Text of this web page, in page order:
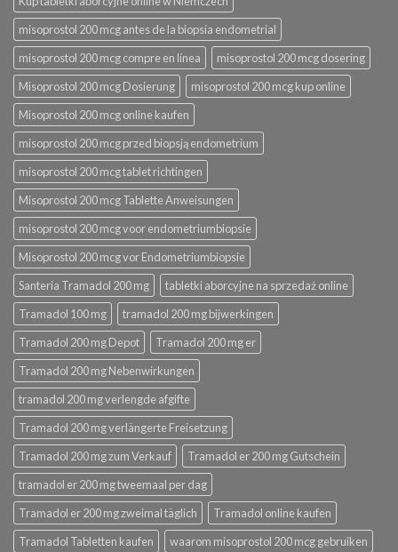
misoprostol 200 mcg antes de la biopsia endometrial
misoprostol 200 mcg compre en línea
misoprostol 200 mcg dosering
Misoprostol 200 mcg Dosierung
misoprostol 200 mcg kup online
Misoprostol 200 mcg online kaufen
misoprostol 200 mcg przed biopsją endometrium
misoprostol 200 mcg tablet richtingen
Misoprostol 200 mcg Tablette Anweisungen
misoprostol 200 mcg voor endometriumbiopsie
Misoprostol 200 mcg vor Endometriumbiopsie
Santeria Tramadol 200 mg
tabletki aborcyjne na sprzedaż online
Tramadol 100 mg
tramadol 200 mg bijwerkingen
Tramadol 200 mg Depot
Tramadol 200 mg er
Tramadol 200 mg Nebenwirkungen
tramadol 200 mg verlengde afgifte
Tramadol 200 mg verlängerte Freisetzung
Tramadol 200 mg zum Verkauf
Tramadol er 200 mg Gutschein
tramadol er 200 mg tweemaal per dag
Tramadol er 200 mg zweimal täglich
Tramadol online kaufen
Tramadol Tabletten kaufen
waarom misoprostol 200 mcg gebruiken